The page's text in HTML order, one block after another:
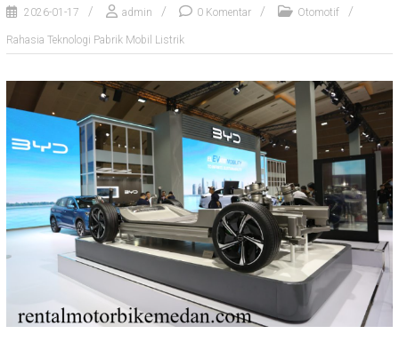
2026-01-17 admin 0 Komentar Otomotif
Rahasia Teknologi Pabrik Mobil Listrik